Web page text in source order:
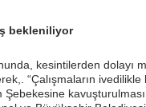
bekleniliyor
kesintilerden dolayı
“Çalışmaların ivedilikle
kavuşturulması